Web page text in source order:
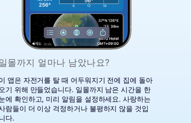
몰까지 얼마나 남았나요?
앱은 자전거를 탈 때 어두워지기 전에 집에 돌아
오기 위해 만들었습니다. 일몰까지 남은 시간을 한
에 확인하고, 미리 알림을 설정하세요. 사랑하는
람들이 더 이상 걱정하거나 불평하지 않을 것입
다.